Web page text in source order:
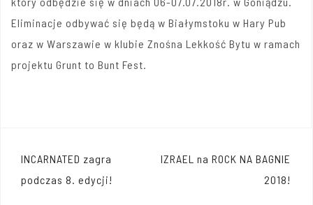
Eliminacje odbywać się będą w Białymstoku w Hary Pub
oraz w Warszawie w klubie Znośna Lekkość Bytu w ramach
projektu Grunt to Bunt Fest.
Nawigacja
wpisu
INCARNATED zagra
podczas 8. edycji!
IZRAEL na ROCK NA BAGNIE
2018!